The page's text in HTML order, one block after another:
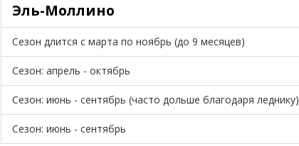
Эль-Моллино
Сезон длится с марта по ноябрь (до 9 месяцев)
Сезон: апрель - октябрь
Сезон: июнь - сентябрь (часто дольше благодаря леднику)
Сезон: июнь - сентябрь